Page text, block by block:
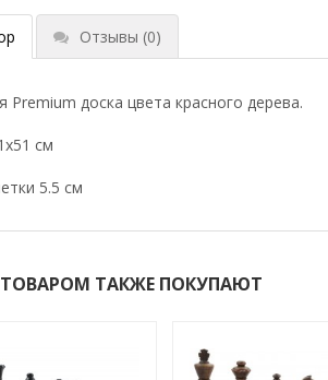
Отзывы (0)
Premium доска цвета красного дерева.
см
5.5 см
ТАКЖЕ ПОКУПАЮТ